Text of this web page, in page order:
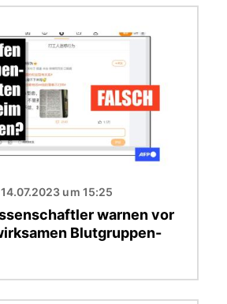
um 15:25
warnen vor
Blutgruppen-